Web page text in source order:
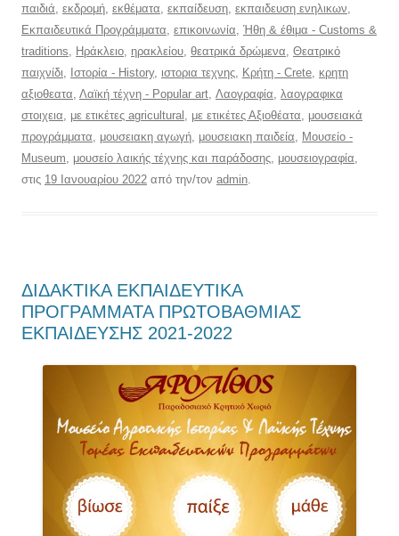
παιδιά εκδρομή εκθέματα εκπαίδευση εκπαιδευση ενηλικων
Εκπαιδευτικά Προγράμματα επικοινωνία Ήθη & έθιμα - Customs &
traditions
Ηράκλειο ηρακλείου θεατρικά δρώμενα Θεατρικό
παιχνίδι
Ιστορία - History, ιστορια τεχνης Κρήτη - Crete κρητη
αξιοθεατα Λαϊκή τέχνη - Popular art Λαογραφία λαογραφικα
στοιχεια
με ετικέτες agricultural με ετικέτες Αξιοθέατα
μουσειακά
προγράμματα
μουσειακη αγωγή μουσειακη παιδεία
Μουσείο -
Museum
μουσείο λαικής τέχνης και παράδοσης μουσειογραφία
στις 19 Ιανουαρίου 2022 από την/τον admin
ΔΙΔΑΚΤΙΚΑ ΕΚΠΑΙΔΕΥΤΙΚΑ
ΠΡΟΓΡΑΜΜΑΤΑ ΠΡΩΤΟΒΑΘΜΙΑΣ
ΕΚΠΑΙΔΕΥΣΗΣ 2021-2022